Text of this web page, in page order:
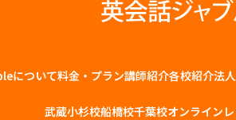
について料金・プラン講師紹介各校紹介法
武蔵小杉校船橋校千葉校オンライン